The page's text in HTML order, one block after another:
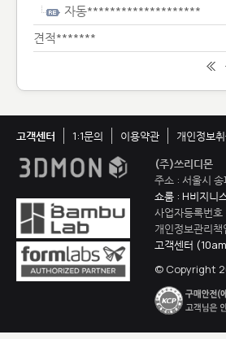
자동********************
견적*******
고객센터 1:1문의 이용약관 개인정보
(주)쓰리디몬
주소 : 서울시
쇼룸 : H비지니
사업자등록번
개인정보관리
고객센터
© Copyright